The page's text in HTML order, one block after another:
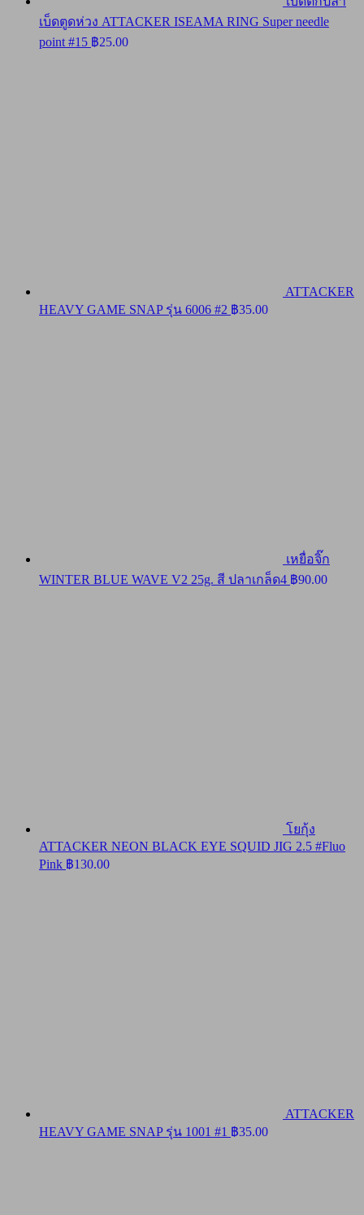
เบ็ดตูดห่วง ATTACKER ISEAMA RING Super needle
point #15 ฿25.00
ATTACKER
HEAVY GAME SNAP รุ่น 6006 #2 ฿35.00
เหยื่อจิ๊ก
WINTER BLUE WAVE V2 25g. สี ปลาเกล็ด4 ฿90.00
โยกุ้ง
ATTACKER NEON BLACK EYE SQUID JIG 2.5 #Fluo
Pink ฿130.00
ATTACKER
HEAVY GAME SNAP รุ่น 1001 #1 ฿35.00